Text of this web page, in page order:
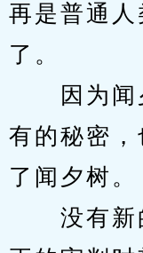
再是普通
了。
因为闻
有的秘密
了闻夕树。
没有新